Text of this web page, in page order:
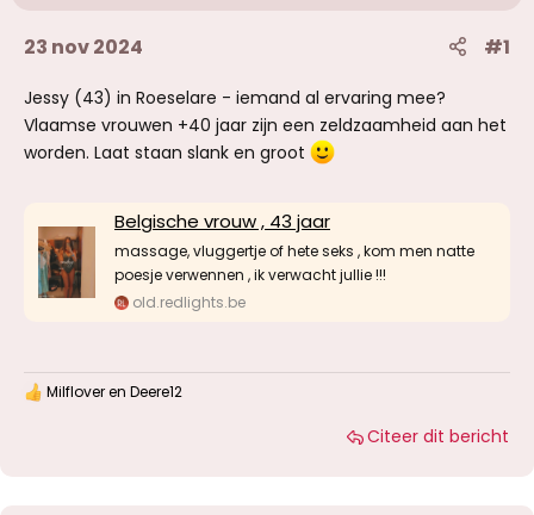
23 nov 2024 #1
Jessy (43) in Roeselare - iemand al ervaring mee?
Vlaamse vrouwen +40 jaar zijn een zeldzaamheid aan het
worden. Laat staan slank en groot
Belgische vrouw , 43 jaar
massage, vluggertje of hete seks , kom men natte
poesje verwennen , ik verwacht jullie !!!
old.redlights.be
W Milfloveren Deere12
Citeer dit bericht